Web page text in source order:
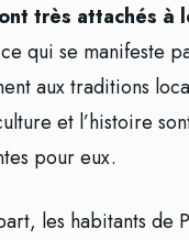
très attachés à
qui se manifeste
aux traditions
et l’histoire
pour eux.
les habitants de